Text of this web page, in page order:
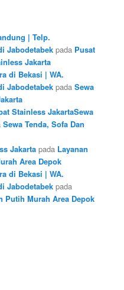
| Telp.
Jabodetabek pada Pusat
Jakarta
di Bekasi | WA.
Jabodetabek padaSewa
Stainless JakartaSewa
Sewa Tenda, Sofa Dan
Jakarta pada Layanan
Area Depok
di Bekasi | WA.
Jabodetabek pada
Putih Murah Area Depok